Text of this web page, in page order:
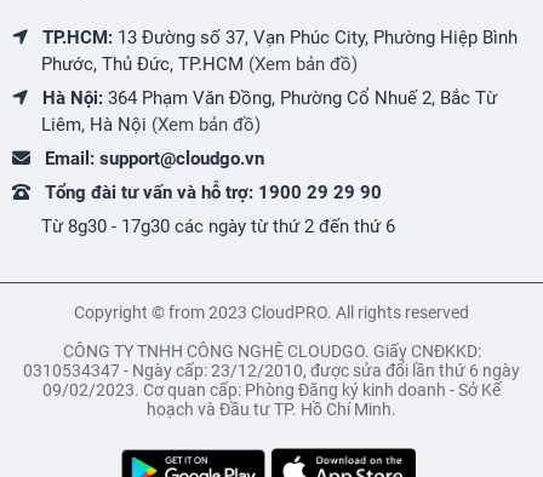
TP.HCM: 13 Đường số 37, Vạn Phúc City, Phường Hiệp Bình
Phước, Thủ Đức, TP.HCM (Xem bản đồ)
Hà Nội:364 Phạm Văn Đồng, Phường Cổ Nhuế 2, Bắc Từ
Liêm, Hà Nội (Xem bản đồ)
Email:support@cloudgo.vn
Tổng đài tư vấn và hỗ trợ: 1900 29 29 90
Từ 8g30 - 17g30 các ngày từ thứ 2 đến thứ 6
Copyright © from 2023 CloudPRO. All rights reserved
CÔNG TY TNHH CÔNG NGHỆ CLOUDGO. Giấy CNĐKKD:
0310534347 - Ngày cấp: 23/12/2010, được sửa đổi lần thứ 6 ngày
09/02/2023. Cơ quan cấp: Phòng Đăng ký kinh doanh - Sở Kế
hoạch và Đầu tư TP. Hồ Chí Minh.